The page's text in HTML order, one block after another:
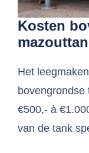
Kosten
Het
bovengrondse
€500,- à
van de tank